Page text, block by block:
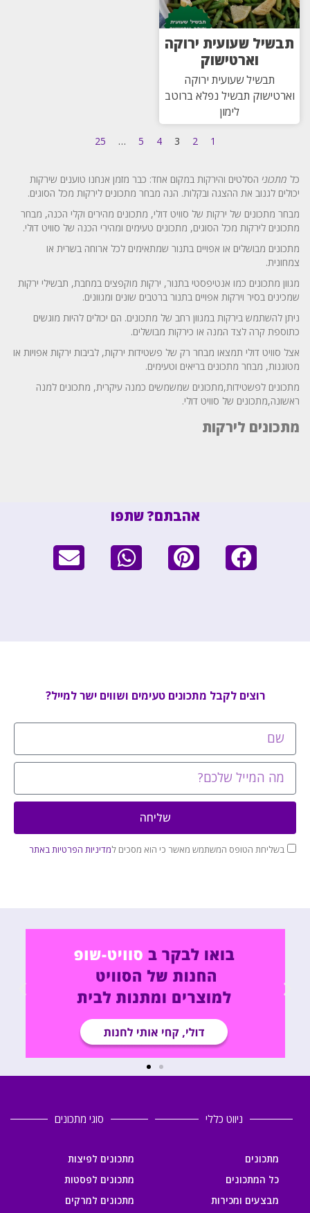
תבשיל שעועית ירוקה
וארטישוק
תבשיל שעועית ירוקה
וארטישוק תבשיל נפלא ברוטב
לימון
1
2
3
4
5
…
25
כל מתכוני הסלטים והירקות במקום אחד: כבר מזמן אנחנו טוענים שירקות
יכולים לגנוב את ההצגה ובקלות. הנה מבחר מתכונים לירקות מכל הסוגים.
מבחר מתכונים של ירקות של סוויט דולי, מתכונים מהירים וקלי הכנה, מבחר
מתכונים לירקות מכל הסוגים, מתכונים טעימים ומהירי הכנה של סוויט דולי.
מתכונים מבושלים או אפויים בתנור שמתאימים לכל ארוחה בשרית או
צמחונית.
מגוון מתכונים כמו אנטיפסטי בתנור, ירקות מוקפצים במחבת, תבשילי ירקות
שמכינים בסיר וירקות אפויים בתנור ברטבים שונים ומגוונים.
ניתן להשתמש בירקות במגוון רחב של מתכונים. הם יכולים להיות מוגשים
כתוספת קרה לצד המנה או כירקות מבושלים.
אצל סוויט דולי תמצאו מבחר רק של פשטידות ירקות, לביבות ירקות אפויות או
מטוגנות, מבחר מתכונים בריאים וטעימים.
מתכונים לפשטידות,מתכונים שמשמשים כמנה עיקרית, מתכונים למנה
ראשונה,מתכונים של סוויט דולי.
מתכונים לירקות
אהבתם? שתפו
רוצים לקבל מתכונים טעימים ושווים ישר למייל?
בשליחת הטופס המשתמש מאשר כי הוא מסכים למדיניות הפרטיות באתר
שליחה
ניווט כללי
מתכונים
כל המתכונים
מבצעים ומכירות
סוגי מתכונים
מתכונים לפיצות
מתכונים לפסטות
מתכונים למרקים